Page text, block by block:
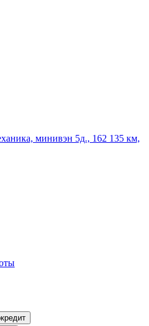
минивэн 5д., 162 135 км,